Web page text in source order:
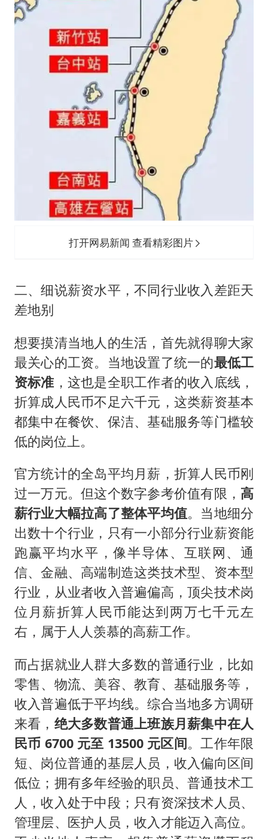
打开网易新闻 查看精彩图片
二、细说薪资水平，不同行业收入差距天
差地别
想要摸清当地人的生活，首先就得聊大家
最关心的工资。当地设置了统一的最低工
资标准 ，这也是全职工作者的收入底线，
折算成人民币不足六千元，这类薪资基本
都集中在餐饮、保洁、基础服务等门槛较
低的岗位上。
官方统计的全岛平均月薪，折算人民币刚
过一万元。但这个数字参考价值有限， 高
薪行业大幅拉高了整体平均值。当地细分
出数十个行业，只有一小部分行业薪资能
跑赢平均水平，像半导体、互联网、通
信、金融、高端制造这类技术型、资本型
行业，从业者收入普遍偏高，顶尖技术岗
位月薪折算人民币能达到两万七千元左
右，属于人人羡慕的高薪工作。
而占据就业人群大多数的普通行业，比如
零售、物流、美容、教育、基础服务等，
收入普遍低于平均线。综合当地多方调研
来看， 绝大多数普通上班族月薪集中在人
民币 6700 元至 13500 元区间。工作年限
短、岗位普通的基层人员，收入偏向区间
低位；拥有多年经验的职员、普通技术工
人，收入处于中段；只有资深技术人员、
管理层、医护人员，收入才能迈入高位。